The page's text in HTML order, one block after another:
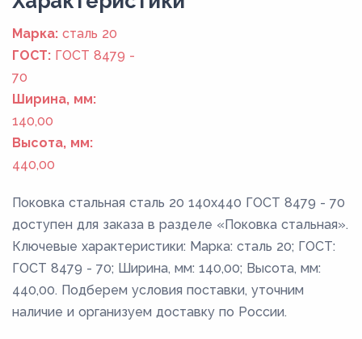
Марка: сталь 20
ГОСТ: ГОСТ 8479 -
70
Ширина, мм:
140,00
Высота, мм:
440,00
Поковка стальная сталь 20 140x440 ГОСТ 8479 - 70
доступен для заказа в разделе «Поковка стальная».
Ключевые характеристики: Марка: сталь 20; ГОСТ:
ГОСТ 8479 - 70; Ширина, мм: 140,00; Высота, мм:
440,00. Подберем условия поставки, уточним
наличие и организуем доставку по России.